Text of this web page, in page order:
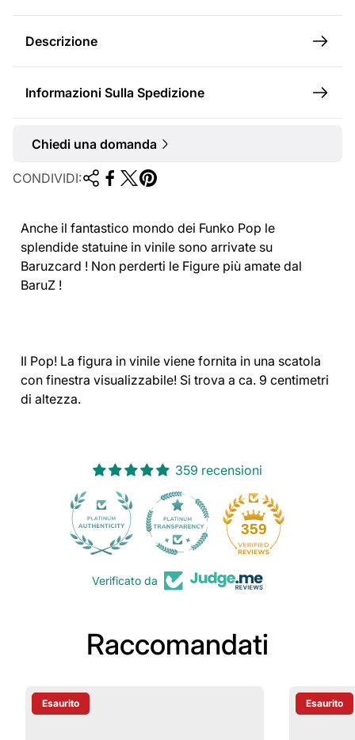
Descrizione
Informazioni Sulla Spedizione
Chiedi una domanda
CONDIVIDI:
Anche il fantastico mondo dei Funko Pop le
splendide statuine in vinile sono arrivate su
Baruzcard ! Non perderti le Figure più amate dal
BaruZ !
Il Pop! La figura in vinile viene fornita in una scatola
con finestra visualizzabile! Si trova a ca. 9 centimetri
di altezza.
359 recensioni
359
Verificato da
Raccomandati
Etichetta Del Prodotto:
Esaurito Etichetta
Esaurito